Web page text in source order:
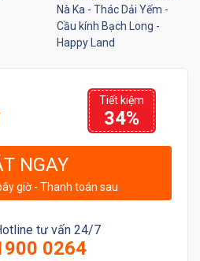
Nà Ka - Thác Dải Yếm -
Cầu kính Bạch Long -
Happy Land
Tiết kiệm
34%
NGAY
giờ - Thanh toán sau
tư vấn 24/7
0264